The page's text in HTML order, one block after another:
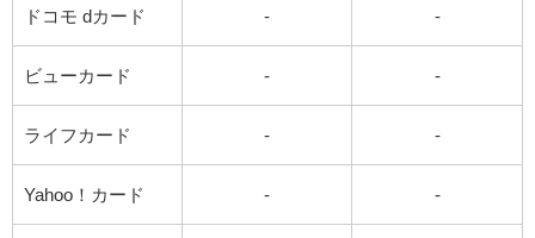
ドコモ dカード - -
ビューカード - -
ライフカード - -
Yahoo！カード - -